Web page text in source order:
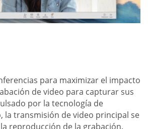
para maximizar el impacto
de video para capturar sus
por la tecnología de
la transmisión de video principal se
reproducción de la grabación.